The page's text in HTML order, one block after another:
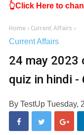
👆Click Here to
Home › Current Affairs ›
Current Affairs
24 may 2023
quiz in hindi -
By TestUp Tuesday,